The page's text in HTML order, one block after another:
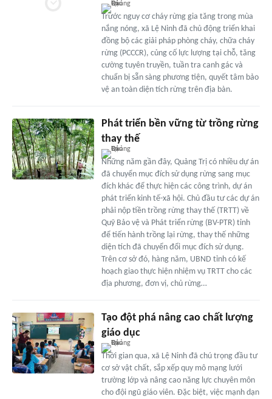
Trước nguy cơ cháy rừng gia tăng trong mùa
nắng nóng, xã Lệ Ninh đã chủ động triển khai
đồng bộ các giải pháp phòng cháy, chữa cháy
rừng (PCCCR), củng cố lực lượng tại chỗ, tăng
cường tuyên truyền, tuần tra canh gác và
chuẩn bị sẵn sàng phương tiện, quyết tâm bảo
vệ an toàn diện tích rừng trên địa bàn.
Phát triển bền vững từ trồng rừng
thay thế
Những năm gần đây, Quảng Trị có nhiều dự án
đã chuyển mục đích sử dụng rừng sang mục
đích khác để thực hiện các công trình, dự án
phát triển kinh tế-xã hội. Chủ đầu tư các dự án
phải nộp tiền trồng rừng thay thế (TRTT) về
Quỹ Bảo vệ và Phát triển rừng (BV-PTR) tỉnh
để tiến hành trồng lại rừng, thay thế những
diện tích đã chuyển đổi mục đích sử dụng.
Trên cơ sở đó, hàng năm, UBND tỉnh có kế
hoạch giao thực hiện nhiệm vụ TRTT cho các
địa phương, đơn vị, chủ rừng…
Tạo đột phá nâng cao chất lượng
giáo dục
Thời gian qua, xã Lệ Ninh đã chú trọng đầu tư
cơ sở vật chất, sắp xếp quy mô mạng lưới
trường lớp và nâng cao năng lực chuyên môn
cho đội ngũ giáo viên. Đặc biệt, việc mạnh dạn